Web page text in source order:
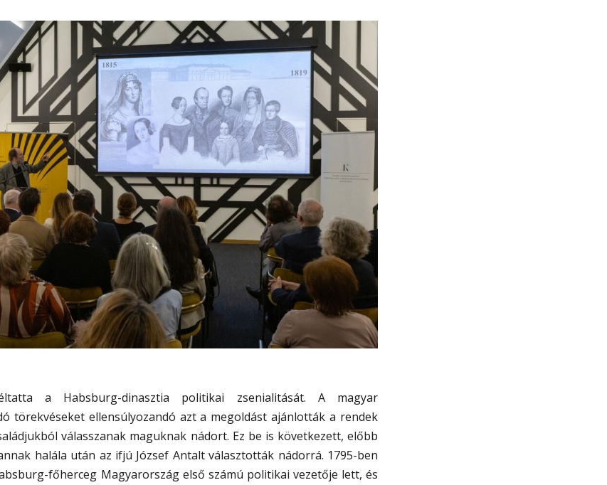
a Habsburg-dinasztia politikai zsenialitását. A magyar
törekvéseket ellensúlyozandó azt a megoldást ajánlották a rendek
válasszanak maguknak nádort. Ez be is következett, előbb
halála után az ifjú József Antalt választották nádorrá. 1795-ben
főherceg Magyarország első számú politikai vezetője lett, és